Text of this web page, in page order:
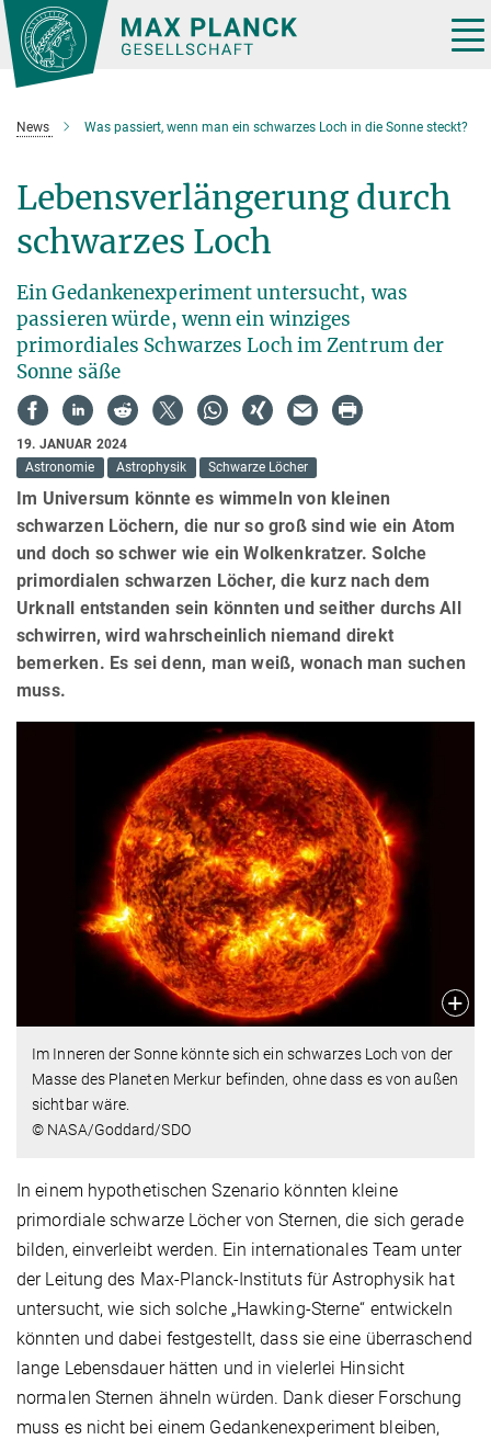
Hauptinhalt
News Was passiert, wenn man ein schwarzes Loch in die Sonne steckt?
Lebensverlängerung durch
schwarzes Loch
Ein Gedankenexperiment untersucht, was
passieren würde, wenn ein winziges
primordiales Schwarzes Loch im Zentrum der
Sonne säße
19. JANUAR 2024
Astronomie
Astrophysik Schwarze Löcher
Im Universum könnte es wimmeln von kleinen
schwarzen Löchern, die nur so groß sind wie ein Atom
und doch so schwer wie ein Wolkenkratzer. Solche
primordialen schwarzen Löcher, die kurz nach dem
Urknall entstanden sein könnten und seither durchs All
schwirren, wird wahrscheinlich niemand direkt
bemerken. Es sei denn, man weiß, wonach man suchen
muss.
Im Inneren der Sonne könnte sich ein schwarzes Loch von der
Masse des Planeten Merkur befinden, ohne dass es von außen
sichtbar wäre.
© NASA/Goddard/SDO
In einem hypothetischen Szenario könnten kleine
primordiale schwarze Löcher von Sternen, die sich gerade
bilden, einverleibt werden. Ein internationales Team unter
der Leitung des Max-Planck-Instituts für Astrophysik hat
untersucht, wie sich solche „Hawking-Sterne“ entwickeln
könnten und dabei festgestellt, dass sie eine überraschend
lange Lebensdauer hätten und in vielerlei Hinsicht
normalen Sternen ähneln würden. Dank dieser Forschung
muss es nicht bei einem Gedankenexperiment bleiben,